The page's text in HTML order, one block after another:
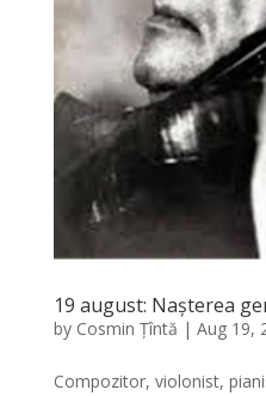
19 august: Nașterea
by Cosmin Țîntă | Aug 19,
Compozitor, violonist,